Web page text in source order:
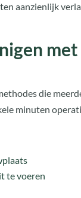
aanzienlijk
die
minuten
te voeren